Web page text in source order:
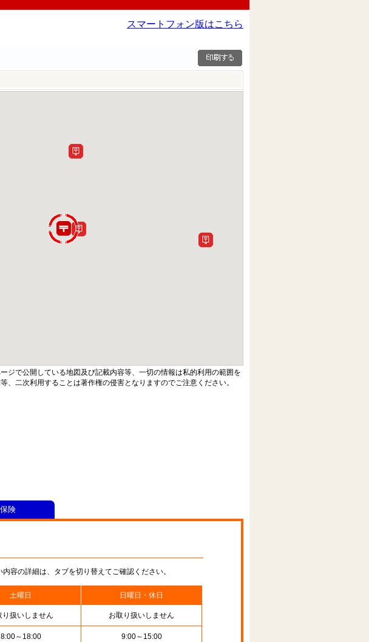
スマートフォン版はこちら
ジで公開している地図及び記載内容等、一切の情報は私的利用の範囲を
、二次利用することは著作権の侵害となりますのでご注意ください。
容の詳細は、タブを切り替えてご確認ください。
土曜日 日曜日・休日
り扱いしません お取り扱いしません
8:00～18:00 9:00～15:00
保険